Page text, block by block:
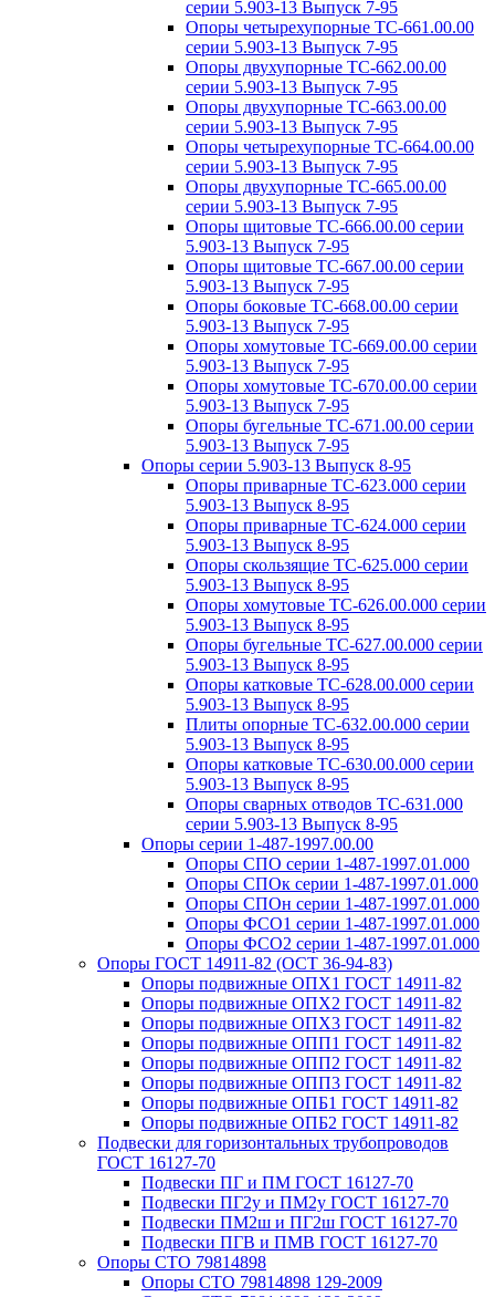
серии 5.903-13 Выпуск 7-95
Опоры четырехупорные ТС-661.00.00
серии 5.903-13 Выпуск 7-95
Опоры двухупорные ТС-662.00.00
серии 5.903-13 Выпуск 7-95
Опоры двухупорные ТС-663.00.00
серии 5.903-13 Выпуск 7-95
Опоры четырехупорные ТС-664.00.00
серии 5.903-13 Выпуск 7-95
Опоры двухупорные ТС-665.00.00
серии 5.903-13 Выпуск 7-95
Опоры щитовые ТС-666.00.00 серии
5.903-13 Выпуск 7-95
Опоры щитовые ТС-667.00.00 серии
5.903-13 Выпуск 7-95
Опоры боковые ТС-668.00.00 серии
5.903-13 Выпуск 7-95
Опоры хомутовые ТС-669.00.00 серии
5.903-13 Выпуск 7-95
Опоры хомутовые ТС-670.00.00 серии
5.903-13 Выпуск 7-95
Опоры бугельные ТС-671.00.00 серии
5.903-13 Выпуск 7-95
Опоры серии 5.903-13 Выпуск 8-95
Опоры приварные ТС-623.000 серии
5.903-13 Выпуск 8-95
Опоры приварные ТС-624.000 серии
5.903-13 Выпуск 8-95
Опоры скользящие ТС-625.000 серии
5.903-13 Выпуск 8-95
Опоры хомутовые ТС-626.00.000 серии
5.903-13 Выпуск 8-95
Опоры бугельные ТС-627.00.000 серии
5.903-13 Выпуск 8-95
Опоры катковые ТС-628.00.000 серии
5.903-13 Выпуск 8-95
Плиты опорные ТС-632.00.000 серии
5.903-13 Выпуск 8-95
Опоры катковые ТС-630.00.000 серии
5.903-13 Выпуск 8-95
Опоры сварных отводов ТС-631.000
серии 5.903-13 Выпуск 8-95
Опоры серии 1-487-1997.00.00
Опоры СПО серии 1-487-1997.01.000
Опоры СПОк серии 1-487-1997.01.000
Опоры СПОн серии 1-487-1997.01.000
Опоры ФСО1 серии 1-487-1997.01.000
Опоры ФСО2 серии 1-487-1997.01.000
Опоры ГОСТ 14911-82 (ОСТ 36-94-83)
Опоры подвижные ОПХ1 ГОСТ 14911-82
Опоры подвижные ОПХ2 ГОСТ 14911-82
Опоры подвижные ОПХ3 ГОСТ 14911-82
Опоры подвижные ОПП1 ГОСТ 14911-82
Опоры подвижные ОПП2 ГОСТ 14911-82
Опоры подвижные ОПП3 ГОСТ 14911-82
Опоры подвижные ОПБ1 ГОСТ 14911-82
Опоры подвижные ОПБ2 ГОСТ 14911-82
Подвески для горизонтальных трубопроводов
ГОСТ 16127-70
Подвески ПГ и ПМ ГОСТ 16127-70
Подвески ПГ2у и ПМ2у ГОСТ 16127-70
Подвески ПМ2ш и ПГ2ш ГОСТ 16127-70
Подвески ПГВ и ПМВ ГОСТ 16127-70
Опоры СТО 79814898
Опоры СТО 79814898 129-2009